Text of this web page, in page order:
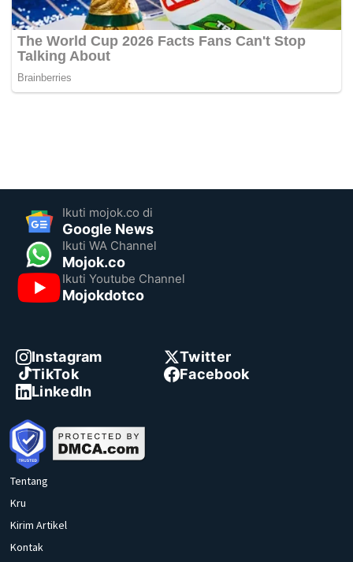
Ikuti mojok.co di
Google News
Ikuti WA Channel
Mojok.co
Ikuti Youtube Channel
Mojokdotco
Instagram
Twitter
TikTok
Facebook
LinkedIn
Tentang
Kru
Kirim Artikel
Kontak